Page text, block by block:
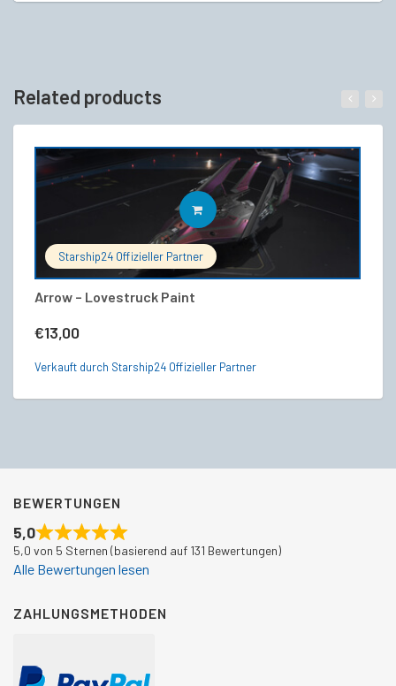
Related products
Starship24 Offizieller Partner
Arrow – Lovestruck Paint
€13,00
IN DEN WARENKORB
Verkauft durch Starship24 Offizieller Partner
BEWERTUNGEN
5,0
5,0 von 5 Sternen (basierend auf 131 Bewertungen)
Alle Bewertungen lesen
ZAHLUNGSMETHODEN